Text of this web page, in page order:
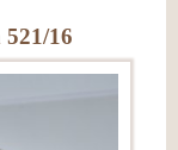
16